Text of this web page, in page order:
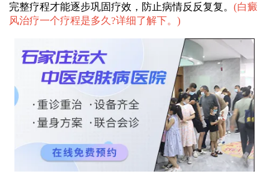
完整疗程才能逐步巩固疗效，防止病情反反复复。 (白癜
风治疗一个疗程是多久?详细了解下。 )